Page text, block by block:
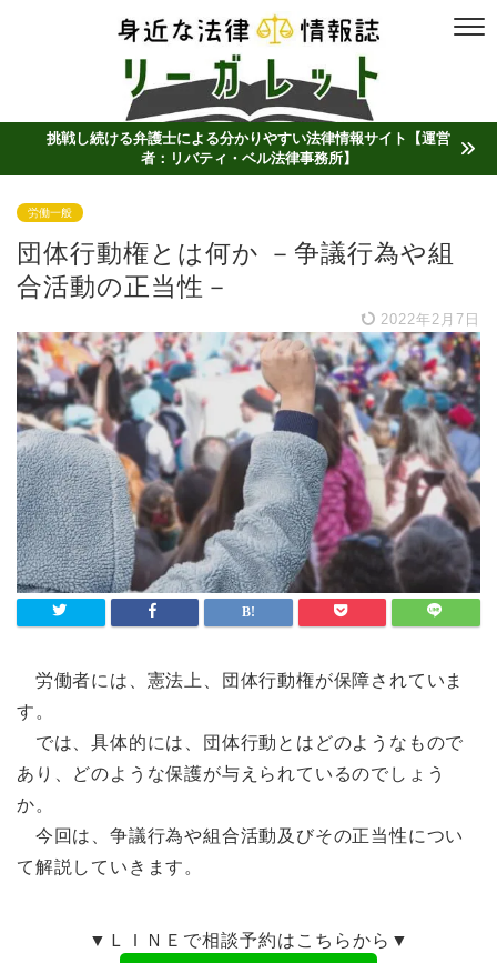
挑戦し続ける弁護士による分かりやすい法律情報サイト【運営
者：リバティ・ベル法律事務所】
労働一般
団体行動権とは何か －争議行為や組
合活動の正当性－
2022年2月7日
労働者には、憲法上、団体行動権が保障されていま
す。
では、具体的には、団体行動とはどのようなもので
あり、どのような保護が与えられているのでしょう
か。
今回は、争議行為や組合活動及びその正当性につい
て解説していきます。
▼ＬＩＮＥで相談予約はこちらから▼